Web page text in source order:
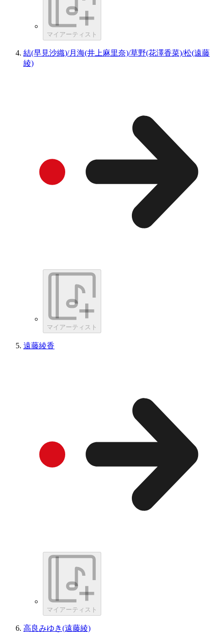
マイアーティスト
結(早見沙織)/月海(井上麻里奈)/草野(花澤香菜)/松(遠藤
綾)
マイアーティスト
遠藤綾香
マイアーティスト
高良みゆき(遠藤綾)